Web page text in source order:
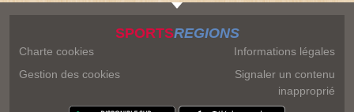
SPORTSREGIONS
Charte cookies
Gestion des cookies
Informations légales
Signaler un contenu
inapproprié